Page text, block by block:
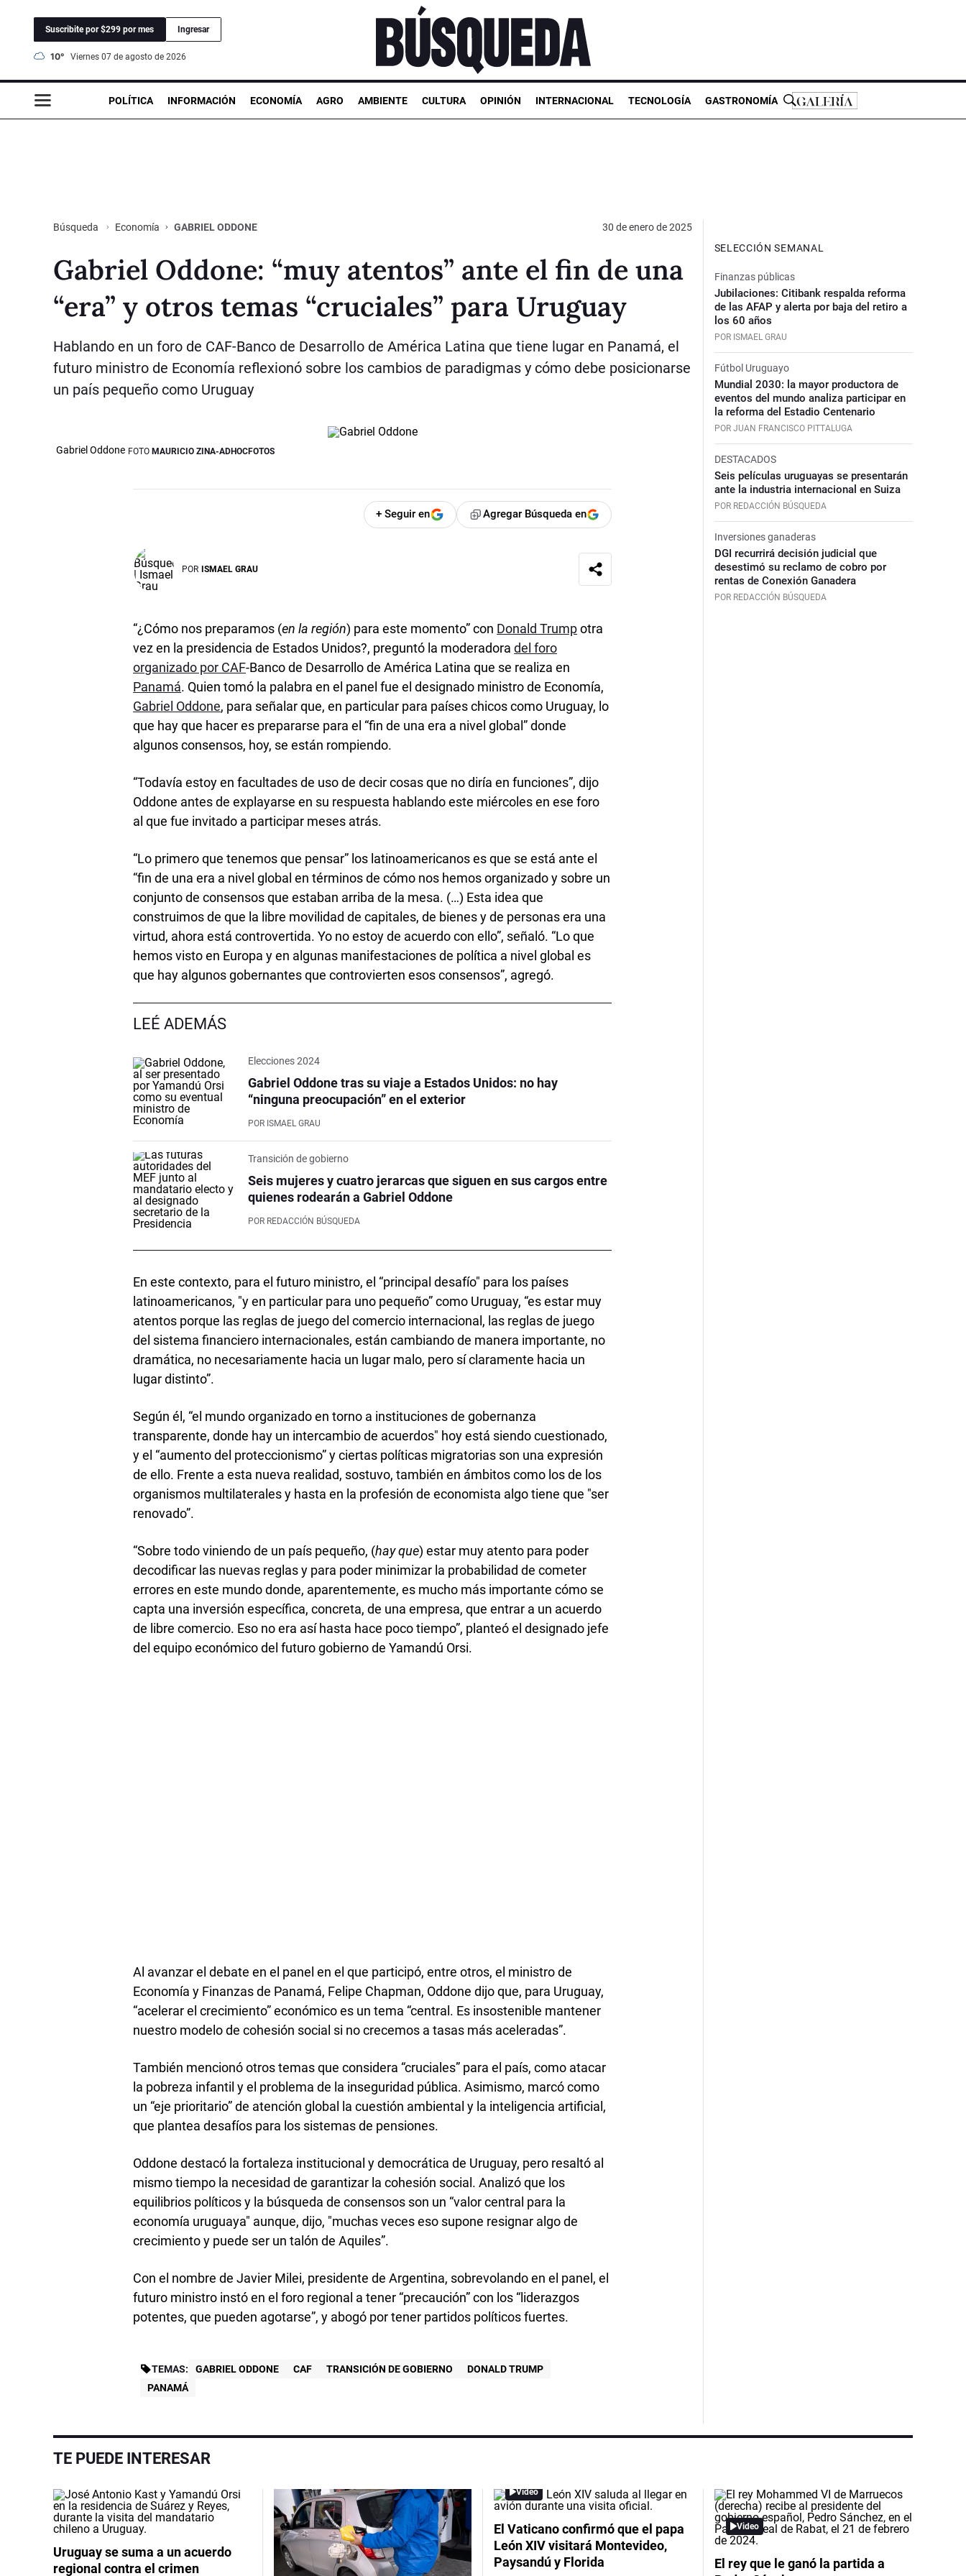
Suscribite por $299 por mes Ingresar
10° viernes 07 de agosto de 2026
POLÍTICA INFORMACIÓN ECONOMÍA AGRO AMBIENTE CULTURA OPINIÓN INTERNACIONAL TECNOLOGÍA GASTRONOMÍA
Búsqueda Economía GABRIEL ODDONE 30 de enero de 2025
Gabriel Oddone: “muy atentos” ante el fin de una
“era” y otros temas “cruciales” para Uruguay
Hablando en un foro de CAF-Banco de Desarrollo de América Latina que tiene lugar en Panamá, el
futuro ministro de Economía reflexionó sobre los cambios de paradigmas y cómo debe posicionarse
un país pequeño como Uruguay
Gabriel Oddone FOTO MAURICIO ZINA-ADHOCFOTOS
+ Seguir en Agregar Búsqueda en
POR ISMAEL GRAU
“¿Cómo nos preparamos (en la región) para este momento” con Donald Trumpotra
vez en la presidencia de Estados Unidos?, preguntó la moderadoradel foro
organizado por CAF-Banco de Desarrollo de América Latina que se realiza en
Panamá. Quien tomó la palabra en el panel fue el designado ministro de Economía,
Gabriel Oddone, para señalar que, en particular para países chicos como Uruguay, lo
que hay que hacer es prepararse para el “fin de una era a nivel global” donde
algunos consensos, hoy, se están rompiendo.
“Todavía estoy en facultades de uso de decir cosas que no diría en funciones”, dijo
Oddone antes de explayarse en su respuesta hablando este miércoles en ese foro
al que fue invitado a participar meses atrás.
“Lo primero que tenemos que pensar” los latinoamericanos es que se está ante el
“fin de una era a nivel global en términos de cómo nos hemos organizado y sobre un
conjunto de consensos que estaban arriba de la mesa. (…) Esta idea que
construimos de que la libre movilidad de capitales, de bienes y de personas era una
virtud, ahora está controvertida. Yo no estoy de acuerdo con ello”, señaló. “Lo que
hemos visto en Europa y en algunas manifestaciones de política a nivel global es
que hay algunos gobernantes que controvierten esos consensos”, agregó.
LEÉ ADEMÁS
Elecciones 2024
Gabriel Oddone tras su viaje a Estados Unidos: no hay
“ninguna preocupación” en el exterior
POR ISMAEL GRAU
Transición de gobierno
Seis mujeres y cuatro jerarcas que siguen en sus cargos entre
quienes rodearán a Gabriel Oddone
POR REDACCIÓN BÚSQUEDA
En este contexto, para el futuro ministro, el “principal desafío" para los países
latinoamericanos, "y en particular para uno pequeño” como Uruguay, “es estar muy
atentos porque las reglas de juego del comercio internacional, las reglas de juego
del sistema financiero internacionales, están cambiando de manera importante, no
dramática, no necesariamente hacia un lugar malo, pero sí claramente hacia un
lugar distinto”.
Según él, “el mundo organizado en torno a instituciones de gobernanza
transparente, donde hay un intercambio de acuerdos" hoy está siendo cuestionado,
y el “aumento del proteccionismo” y ciertas políticas migratorias son una expresión
de ello. Frente a esta nueva realidad, sostuvo, también en ámbitos como los de los
organismos multilaterales y hasta en la profesión de economista algo tiene que "ser
renovado”.
“Sobre todo viniendo de un país pequeño, (hay que) estar muy atento para poder
decodificar las nuevas reglas y para poder minimizar la probabilidad de cometer
errores en este mundo donde, aparentemente, es mucho más importante cómo se
capta una inversión específica, concreta, de una empresa, que entrar a un acuerdo
de libre comercio. Eso no era así hasta hace poco tiempo”, planteó el designado jefe
del equipo económico del futuro gobierno de Yamandú Orsi.
Al avanzar el debate en el panel en el que participó, entre otros, el ministro de
Economía y Finanzas de Panamá, Felipe Chapman, Oddone dijo que, para Uruguay,
“acelerar el crecimiento” económico es un tema “central. Es insostenible mantener
nuestro modelo de cohesión social si no crecemos a tasas más aceleradas”.
También mencionó otros temas que considera “cruciales” para el país, como atacar
la pobreza infantil y el problema de la inseguridad pública. Asimismo, marcó como
un “eje prioritario” de atención global la cuestión ambiental y la inteligencia artificial,
que plantea desafíos para los sistemas de pensiones.
Oddone destacó la fortaleza institucional y democrática de Uruguay, pero resaltó al
mismo tiempo la necesidad de garantizar la cohesión social. Analizó que los
equilibrios políticos y la búsqueda de consensos son un “valor central para la
economía uruguaya" aunque, dijo, "muchas veces eso supone resignar algo de
crecimiento y puede ser un talón de Aquiles”.
Con el nombre de Javier Milei, presidente de Argentina, sobrevolando en el panel, el
futuro ministro instó en el foro regional a tener “precaución” con los “liderazgos
potentes, que pueden agotarse”, y abogó por tener partidos políticos fuertes.
TEMAS: GABRIEL ODDONE CAF TRANSICIÓN DE GOBIERNO
DONALD TRUMP
PANAMÁ
SELECCIÓN SEMANAL
Finanzas públicas
Jubilaciones: Citibank respalda reforma
de las AFAP y alerta por baja del retiro a
los 60 años
POR ISMAEL GRAU
Fútbol Uruguayo
Mundial 2030: la mayor productora de
eventos del mundo analiza participar en
la reforma del Estadio Centenario
POR JUAN FRANCISCO PITTALUGA
DESTACADOS
Seis películas uruguayas se presentarán
ante la industria internacional en Suiza
POR REDACCIÓN BÚSQUEDA
Inversiones ganaderas
DGI recurrirá decisión judicial que
desestimó su reclamo de cobro por
rentas de Conexión Ganadera
POR REDACCIÓN BÚSQUEDA
TE PUEDE INTERESAR
Uruguay se suma a un acuerdo
regional contra el crimen
Video
El Vaticano confirmó que el papa
León XIV visitará Montevideo,
Paysandú y Florida
Video
El rey que le ganó la partida a